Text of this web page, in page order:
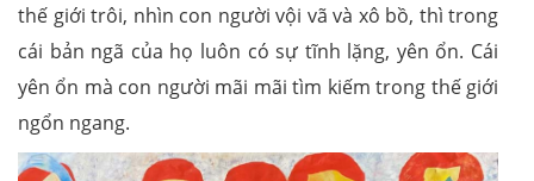
thế giới trôi, nhìn con người vội vã và xô bồ, thì trong
cái bản ngã của họ luôn có sự tĩnh lặng, yên ổn. Cái
yên ổn mà con người mãi mãi tìm kiếm trong thế giới
ngổn ngang.